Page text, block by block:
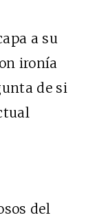
a su
ironía
de si
del